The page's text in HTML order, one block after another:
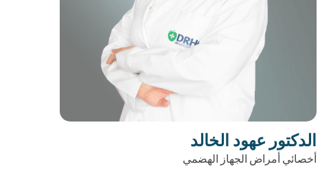
الدكتور عهود الخالد
أخصائي أمراض الجهاز الهضمي